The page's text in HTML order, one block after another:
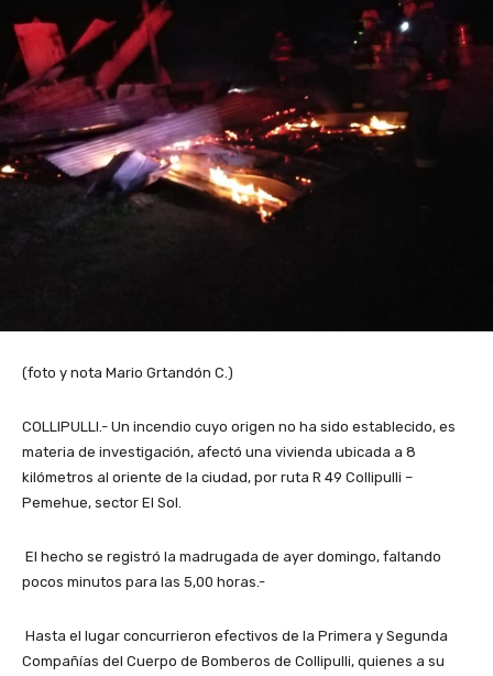
(foto y nota Mario Grtandón C.)
COLLIPULLI.- Un incendio cuyo origen no ha sido establecido, es
materia de investigación, afectó una vivienda ubicada a 8
kilómetros al oriente de la ciudad, por ruta R 49 Collipulli –
Pemehue, sector El Sol.
El hecho se registró la madrugada de ayer domingo, faltando
pocos minutos para las 5,00 horas.-
Hasta el lugar concurrieron efectivos de la Primera y Segunda
Compañías del Cuerpo de Bomberos de Collipulli, quienes a su